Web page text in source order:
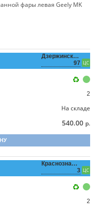
фары левая Geely MK
Дзержинского,
97 ЦС
2
На складе
540.00 р.
Краснознаменная,
3 ЦС
2